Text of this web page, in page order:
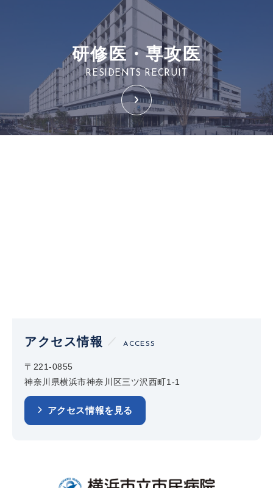
研修医・専攻医
RESIDENTS RECRUIT
アクセス情報 ACCESS
〒221-0855
神奈川県横浜市神奈川区三ツ沢西町1-1
アクセス情報を見る